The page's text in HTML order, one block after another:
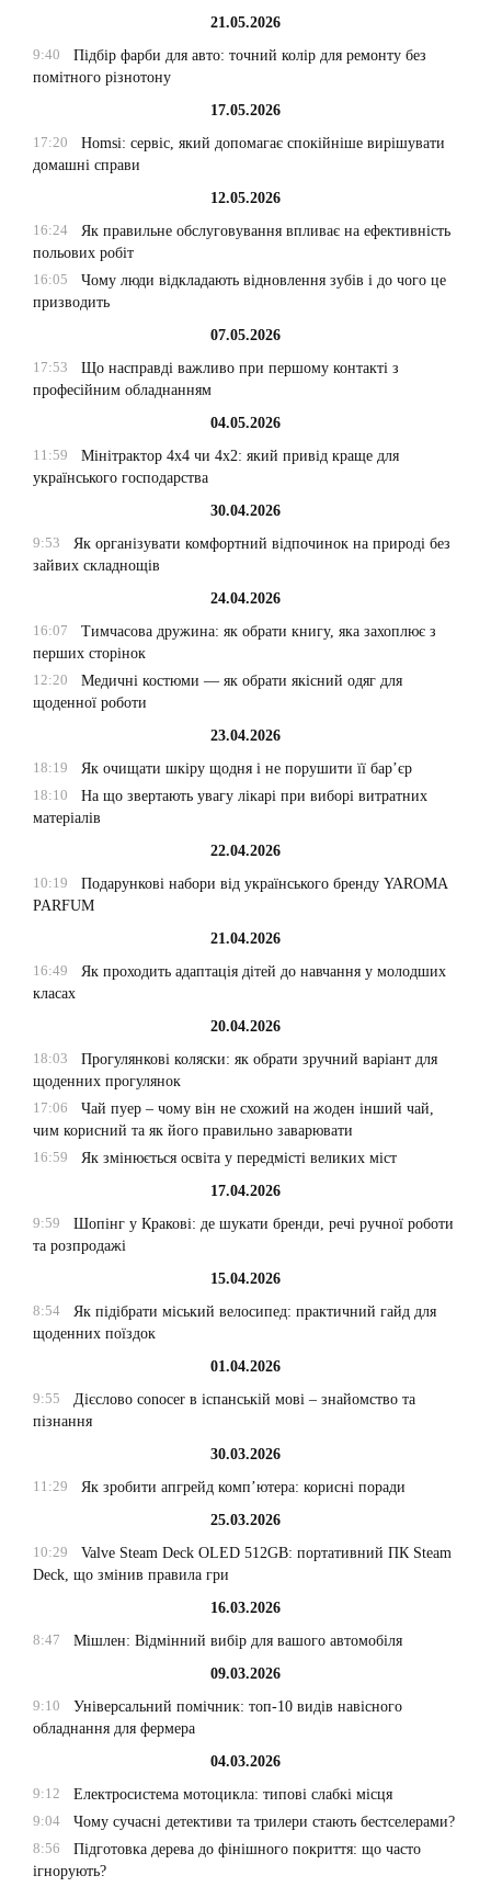
21.05.2026
9:40
Підбір фарби для авто: точний колір для ремонту без
помітного різнотону
17.05.2026
17:20
Homsi: сервіс, який допомагає спокійніше вирішувати
домашні справи
12.05.2026
16:24
Як правильне обслуговування впливає на ефективність
польових робіт
16:05
Чому люди відкладають відновлення зубів і до чого це
призводить
07.05.2026
17:53
Що насправді важливо при першому контакті з
професійним обладнанням
04.05.2026
11:59
Мінітрактор 4х4 чи 4х2: який привід краще для
українського господарства
30.04.2026
9:53
Як організувати комфортний відпочинок на природі без
зайвих складнощів
24.04.2026
16:07
Тимчасова дружина: як обрати книгу, яка захоплює з
перших сторінок
12:20
Медичні костюми — як обрати якісний одяг для
щоденної роботи
23.04.2026
18:19
Як очищати шкіру щодня і не порушити її бар’єр
18:10
На що звертають увагу лікарі при виборі витратних
матеріалів
22.04.2026
10:19
Подарункові набори від українського бренду YAROMA
PARFUM
21.04.2026
16:49
Як проходить адаптація дітей до навчання у молодших
класах
20.04.2026
18:03
Прогулянкові коляски: як обрати зручний варіант для
щоденних прогулянок
17:06
Чай пуер – чому він не схожий на жоден інший чай,
чим корисний та як його правильно заварювати
16:59
Як змінюється освіта у передмісті великих міст
17.04.2026
9:59
Шопінг у Кракові: де шукати бренди, речі ручної роботи
та розпродажі
15.04.2026
8:54
Як підібрати міський велосипед: практичний гайд для
щоденних поїздок
01.04.2026
9:55
Дієслово conocer в іспанській мові – знайомство та
пізнання
30.03.2026
11:29
Як зробити апгрейд комп’ютера: корисні поради
25.03.2026
10:29
Valve Steam Deck OLED 512GB: портативний ПК Steam
Deck, що змінив правила гри
16.03.2026
8:47
Мішлен: Відмінний вибір для вашого автомобіля
09.03.2026
9:10
Універсальний помічник: топ-10 видів навісного
обладнання для фермера
04.03.2026
9:12
Електросистема мотоцикла: типові слабкі місця
9:04
Чому сучасні детективи та трилери стають бестселерами?
8:56
Підготовка дерева до фінішного покриття: що часто
ігнорують?